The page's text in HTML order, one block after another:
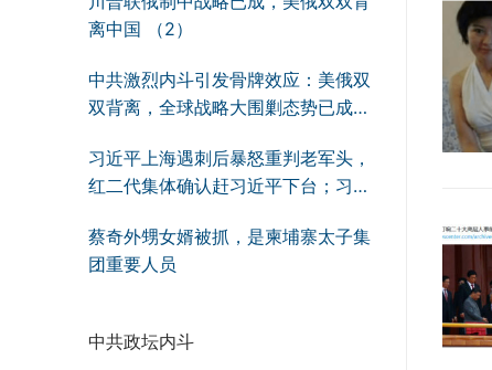
离中国 （2）
中共激烈内斗引发骨牌效应：美俄双
双背离，全球战略大围剿态势已成
习近平上海遇刺后暴怒重判老军头，
红二代集体确认赶习近平下台；习近
蔡奇外甥女婿被抓，是柬埔寨太子集
团重要人员
中共政坛内斗